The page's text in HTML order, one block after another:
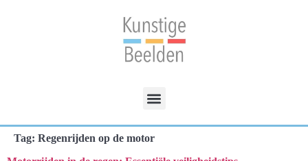
Tag: Regenrijden op de motor